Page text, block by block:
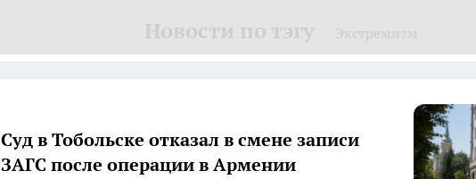
Суд в Тобольске отказал в смене записи
ЗАГС после операции в Армении